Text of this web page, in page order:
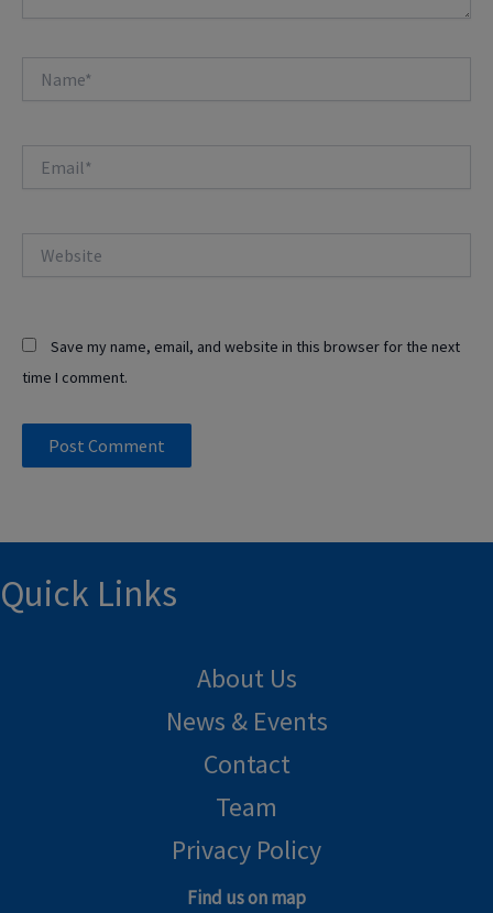
Save my name, email, and website in this browser for the next
time I comment.
Quick Links
About Us
News & Events
Contact
Team
Privacy Policy
Find us on map